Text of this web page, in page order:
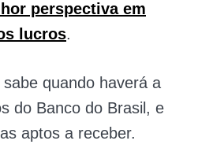
perspectiva em
lucros.
quando haverá a
do Banco do Brasil, e
aptos a receber.